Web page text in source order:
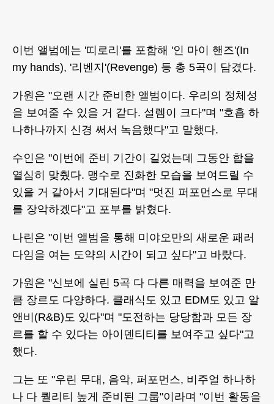
이번 앨범에는 '띠로리'를 포함해 '인 마이 핸즈'(In
my hands), '리벤지'(Revenge) 등 총 5곡이 담겼다.
가원은 "오랜 시간 준비한 앨범이다. 우리의 정체성
을 보여줄 수 있을 거 같다. 설렘이 크다"며 "호흡 하
나하나까지 신경 써서 녹음했다"고 말했다.
수인은 "이번에 준비 기간이 길었는데 그동안 합을
열심히 맞췄다. 맹수로 진화한 모습을 보여드릴 수
있을 거 같아서 기대된다"며 "멋진 퍼포먼스로 무대
를 장악하겠다"고 포부를 밝혔다.
나린은 "이번 앨범을 통해 미야오만의 새로운 패러
다임을 여는 도약의 시간이 되고 싶다"고 바랐다.
가원은 "신보에 실린 5곡 다 다른 매력을 보여준 만
큼 장르도 다양하다. 클래식도 있고 EDM도 있고 알
앤비(R&B)도 있다"며 "도전하는 당당함과 모든 장
르를 할 수 있다는 아이덴티티를 보여주고 싶다"고
했다.
그는 또 "우린 무대, 음악, 퍼포먼스, 비주얼 하나하
나 다 퀄리티 높게 준비된 그룹"이라며 "이번 활동을